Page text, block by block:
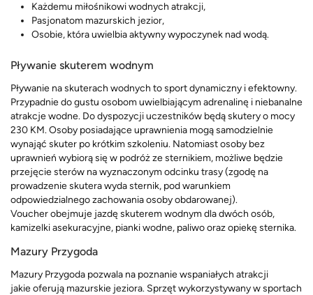
Każdemu miłośnikowi wodnych atrakcji,
Pasjonatom mazurskich jezior,
Osobie, która uwielbia aktywny wypoczynek nad wodą.
Pływanie skuterem wodnym
Pływanie na skuterach wodnych to sport dynamiczny i efektowny.
Przypadnie do gustu osobom uwielbiającym adrenalinę i niebanalne
atrakcje wodne. Do dyspozycji uczestników będą skutery o mocy
230 KM. Osoby posiadające uprawnienia mogą samodzielnie
wynająć skuter po krótkim szkoleniu. Natomiast osoby bez
uprawnień wybiorą się w podróż ze sternikiem, możliwe będzie
przejęcie sterów na wyznaczonym odcinku trasy (zgodę na
prowadzenie skutera wyda sternik, pod warunkiem
odpowiedzialnego zachowania osoby obdarowanej).
Voucher obejmuje jazdę skuterem wodnym dla dwóch osób,
kamizelki asekuracyjne, pianki wodne, paliwo oraz opiekę sternika.
Mazury Przygoda
Mazury Przygoda pozwala na poznanie wspaniałych atrakcji
jakie oferują mazurskie jeziora. Sprzęt wykorzystywany w sportach